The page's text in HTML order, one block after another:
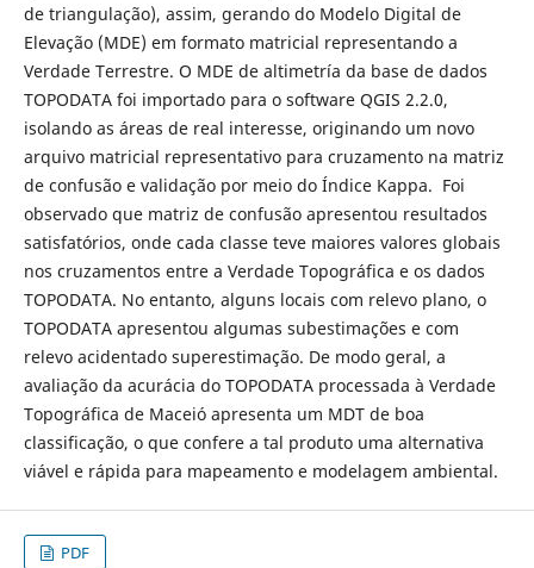
de triangulação), assim, gerando do Modelo Digital de
Elevação (MDE) em formato matricial representando a
Verdade Terrestre. O MDE de altimetría da base de dados
TOPODATA foi importado para o software QGIS 2.2.0,
isolando as áreas de real interesse, originando um novo
arquivo matricial representativo para cruzamento na matriz
de confusão e validação por meio do Índice Kappa. Foi
observado que matriz de confusão apresentou resultados
satisfatórios, onde cada classe teve maiores valores globais
nos cruzamentos entre a Verdade Topográfica e os dados
TOPODATA. No entanto, alguns locais com relevo plano, o
TOPODATA apresentou algumas subestimações e com
relevo acidentado superestimação. De modo geral, a
avaliação da acurácia do TOPODATA processada à Verdade
Topográfica de Maceió apresenta um MDT de boa
classificação, o que confere a tal produto uma alternativa
viável e rápida para mapeamento e modelagem ambiental.
PDF